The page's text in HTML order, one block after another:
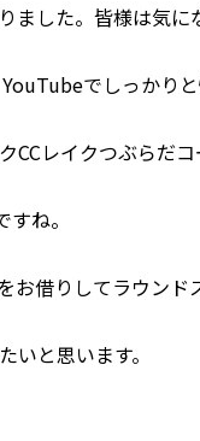
した。皆様は気に
でしっかりと
レイクつぶらだ
ね。
お借りしてラウンド
と思います。